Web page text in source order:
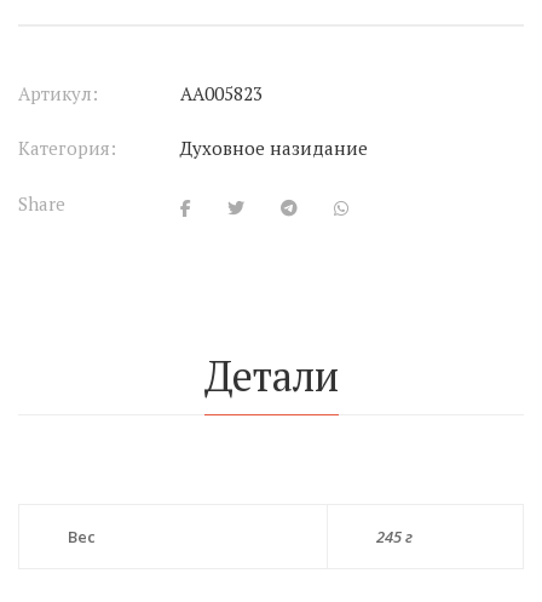
Артикул: АА005823
Категория: Духовное назидание
Share
Детали
Вес 245 г